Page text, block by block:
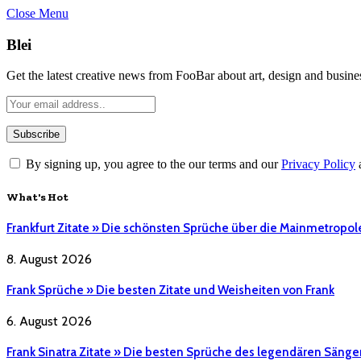
Close Menu
Blei
Get the latest creative news from FooBar about art, design and
By signing up, you agree to the our terms and ourPrivacy Policy
What's Hot
Frankfurt Zitate » Die schönsten Sprüche über die
8. August 2026
Frank Sprüche » Die besten Zitate und Weisheiten von Frank
6. August 2026
Frank Sinatra Zitate » Die besten Sprüche des legendären